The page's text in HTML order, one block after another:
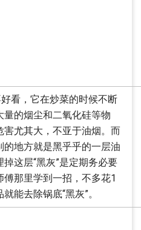
看，它在炒菜的时候不断
的烟尘和二氧化硅等物
害尤其大，不亚于油烟。而
的地方就是黑乎乎的一层油
这层“黑灰”是定期务必要
那里学到一招，不多花1
能去除锅底“黑灰”。